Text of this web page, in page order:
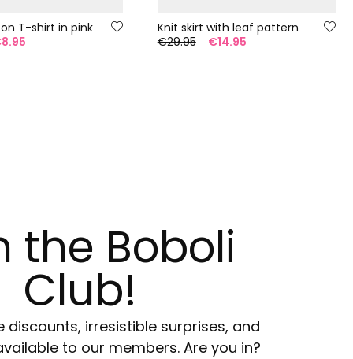
T-shirt in pink
Knit skirt with leaf pattern
€29.95
€14.95
the Boboli
Club!
discounts, irresistible surprises, and
to our members. Are you in?